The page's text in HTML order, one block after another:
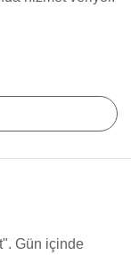
Gün içinde